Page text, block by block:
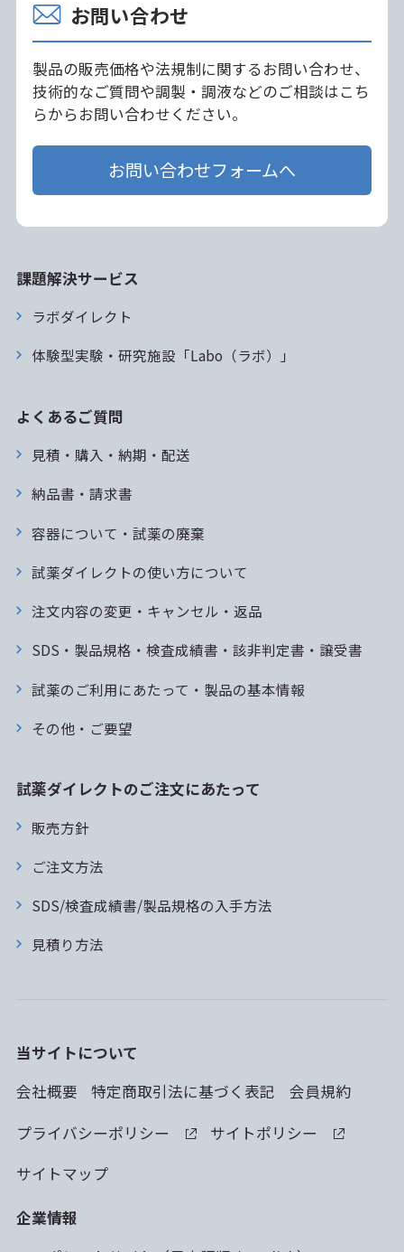
お問い合わせ
製品の販売価格や法規制に関するお問い合わせ、
技術的なご質問や調製・調液などのご相談はこち
らからお問い合わせください。
お問い合わせフォームへ
課題解決サービス
ラボダイレクト
体験型実験・研究施設「Labo（ラボ）」
よくあるご質問
見積・購入・納期・配送
納品書・請求書
容器について・試薬の廃棄
試薬ダイレクトの使い方について
注文内容の変更・キャンセル・返品
SDS・製品規格・検査成績書・該非判定書・譲受書
試薬のご利用にあたって・製品の基本情報
その他・ご要望
試薬ダイレクトのご注文にあたって
販売方針
ご注文方法
SDS/検査成績書/製品規格の入手方法
見積り方法
当サイトについて
会社概要
特定商取引法に基づく表記
会員規約
プライバシーポリシー
サイトポリシー
サイトマップ
企業情報